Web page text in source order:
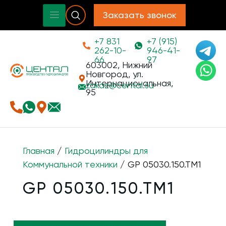
Заказать звонок
+7 831
262-10-
66
+7 (915)
946-41-
97
603002, Нижний
Новгород, ул.
Интернациональная,
95
zakaz@cental.su
Главная / Гидроцилиндры для
Коммунальной техники / GP 05030.150.TM1
GP 05030.150.TM1